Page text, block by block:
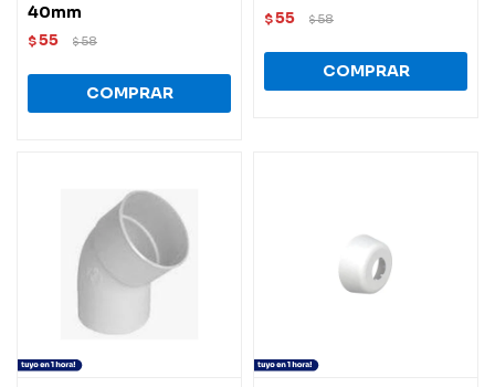
40mm
$55 $58
$55 $58